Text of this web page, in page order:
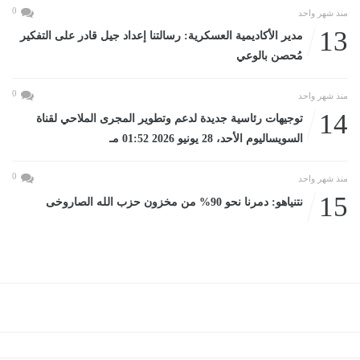
منذ شهر واحد 0
13
مدير الأكاديمية العسكرية: رسالتنا إعداد جيل قادر على التفكير
مُحصن بالوعي
منذ شهر واحد 0
14
توجيهات رئاسية جديدة لدعم وتطوير المجرى الملاحي لقناة
السويساليوم الأحد، 28 يونيو 2026 01:52 مـ
منذ شهر واحد 0
15 نتنياهو: دمرنا نحو 90% من مخزون حزب الله الصاروخى